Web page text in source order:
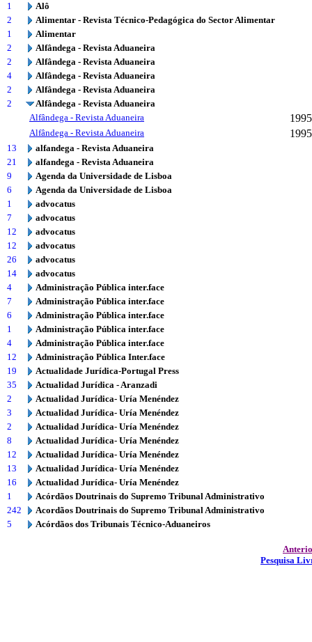
1
Alô
2
Alimentar - Revista Técnico-Pedagógica do Sector Alimentar
1
Alimentar
2
Alfândega - Revista Aduaneira
2
Alfândega - Revista Aduaneira
4
Alfândega - Revista Aduaneira
2
Alfândega - Revista Aduaneira
2
Alfândega - Revista Aduaneira
Alfândega - Revista Aduaneira
1995
Alfândega - Revista Aduaneira 1995
13
alfandega - Revista Aduaneira
21
alfandega - Revista Aduaneira
9
Agenda da Universidade de Lisboa
6
Agenda da Universidade de Lisboa
1
advocatus
7
advocatus
12
advocatus
12
advocatus
26
advocatus
14
advocatus
4
Administração Pública inter.face
7
Administração Pública inter.face
6
Administração Pública inter.face
1
Administração Pública inter.face
4
Administração Pública inter.face
12
Administração Pública Inter.face
19
Actualidade Jurídica-Portugal Press
35
Actualidad Jurídica - Aranzadi
2
Actualidad Jurídica- Uría Menéndez
3
Actualidad Jurídica- Uría Menéndez
2
Actualidad Jurídica- Uría Menéndez
8
Actualidad Jurídica- Uría Menéndez
12
Actualidad Jurídica- Uría Menéndez
13
Actualidad Jurídica- Uría Menéndez
16
Actualidad Jurídica- Uría Menéndez
1
Acórdãos Doutrinais do Supremo Tribunal Administrativo
242
Acordãos Doutrinais do Supremo Tribunal Administrativo
5
Acórdãos dos Tribunais Técnico-Aduaneiros
Pesquisa